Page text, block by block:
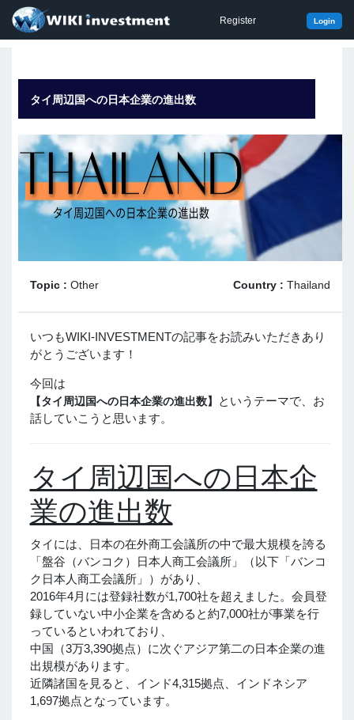
Register Login
タイ周辺国への日本企業の進出数
Topic : Other Country : Thailand
いつもWIKI-INVESTMENTの記事をお読みいただきあり
がとうございます！
今回は
【タイ周辺国への日本企業の進出数】
というテーマで、お
話していこうと思います。
タイ周辺国への日本企
業の進出数
タイには、日本の在外商工会議所の中で最大規模を誇る
「盤谷（バンコク）日本人商工会議所」（以下「バンコ
ク日本人商工会議所」）があり、
2016年4月には登録社数が1,700社を超えました。会員登
録していない中小企業を含めると約7,000社が事業を行
っているといわれており、
中国（3万3,390拠点）に次ぐアジア第二の日本企業の進
出規模があります。
近隣諸国を見ると、インド4,315拠点、インドネシア
1,697拠点となっています。